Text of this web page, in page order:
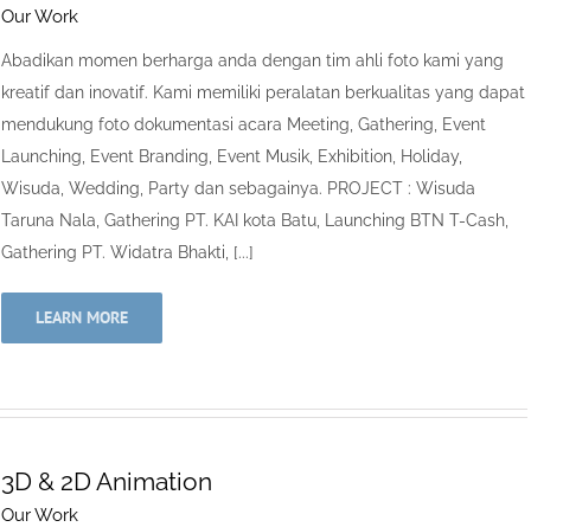
Our Work
Abadikan momen berharga anda dengan tim ahli foto kami yang
kreatif dan inovatif. Kami memiliki peralatan berkualitas yang dapat
mendukung foto dokumentasi acara Meeting, Gathering, Event
Launching, Event Branding, Event Musik, Exhibition, Holiday,
Wisuda, Wedding, Party dan sebagainya. PROJECT : Wisuda
Taruna Nala, Gathering PT. KAI kota Batu, Launching BTN T-Cash,
Gathering PT. Widatra Bhakti, [...]
LEARN MORE
3D & 2D Animation
Our Work